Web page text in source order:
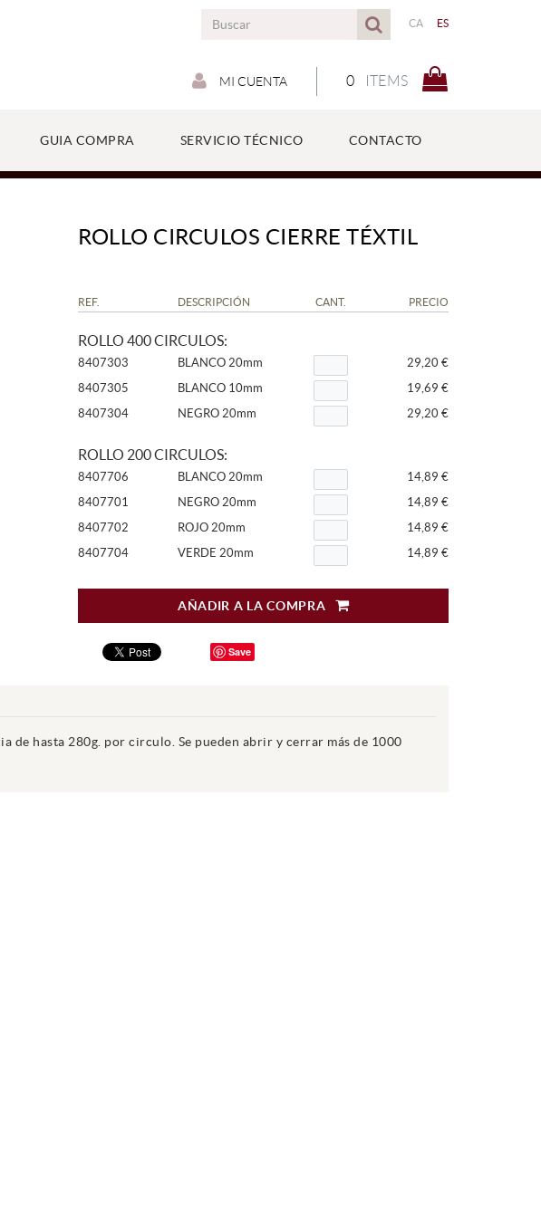
CA ES
0 ITEMS
MI CUENTA
GUIA COMPRA SERVICIO TÉCNICO CONTACTO
ROLLO CIRCULOS CIERRE TÉXTIL
REF. DESCRIPCIÓN CANT. PRECIO
ROLLO 400 CIRCULOS:
8407303 BLANCO 20mm
29,20 €
8407305
BLANCO 10mm
19,69 €
8407304
NEGRO 20mm 29,20 €
ROLLO 200 CIRCULOS:
8407706 BLANCO 20mm
14,89 €
8407701
NEGRO 20mm
14,89 €
8407702
ROJO 20mm
14,89 €
8407704
VERDE 20mm 14,89 €
AÑADIR A LA COMPRA
Save
de hasta 280g. por circulo. Se pueden abrir y cerrar más de 1000